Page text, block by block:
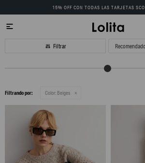
15% OFF CON TODAS LAS TARJETAS

Filtrando por: Color: Beiges